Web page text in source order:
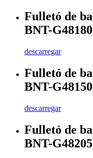
Fulletó de
BNT-G48180
descarregar
Fulletó de
BNT-G48150
descarregar
Fulletó de
BNT-G48205